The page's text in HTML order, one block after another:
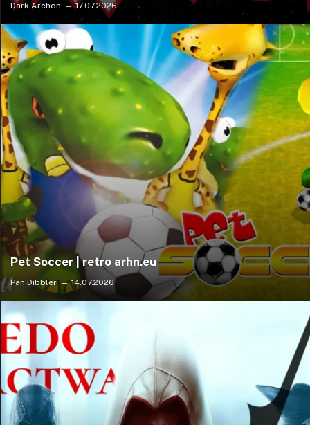
Dark Archon 17.07.2026
Pet Soccer | retro arhn.eu
Pan Dibbler 14.07.2026